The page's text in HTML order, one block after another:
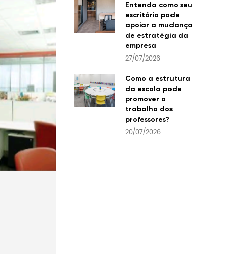
Entenda como seu
escritório pode
apoiar a mudança
de estratégia da
empresa
27/07/2026
Como a estrutura
da escola pode
promover o
trabalho dos
professores?
20/07/2026